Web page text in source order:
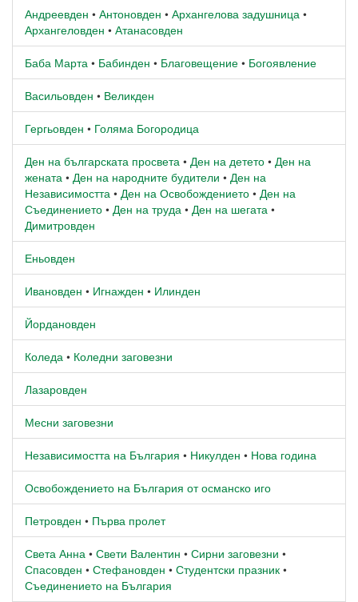
Андреевден • Антоновден • Архангелова задушница •
Архангеловден • Атанасовден
Баба Марта • Бабинден • Благовещение • Богоявление
Васильовден • Великден
Гергьовден • Голяма Богородица
Ден на българската просвета • Ден на детето • Ден на
жената • Ден на народните будители • Ден на
Независимостта • Ден на Освобождението • Ден на
Съединението • Ден на труда • Ден на шегата •
Димитровден
Еньовден
Ивановден • Игнажден • Илинден
Йордановден
Коледа • Коледни заговезни
Лазаровден
Месни заговезни
Независимостта на България • Никулден • Нова година
Освобождението на България от османско иго
Петровден • Първа пролет
Света Анна • Свети Валентин • Сирни заговезни •
Спасовден • Стефановден • Студентски празник •
Съединението на България